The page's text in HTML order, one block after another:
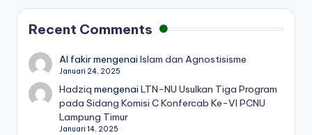
Recent Comments
Al fakirmengenaiIslam dan Agnostisisme
Januari 24, 2025
Hadziq mengenaiLTN-NU Usulkan Tiga Program
pada Sidang Komisi C Konfercab Ke-VI PCNU
Lampung Timur
Januari 14, 2025